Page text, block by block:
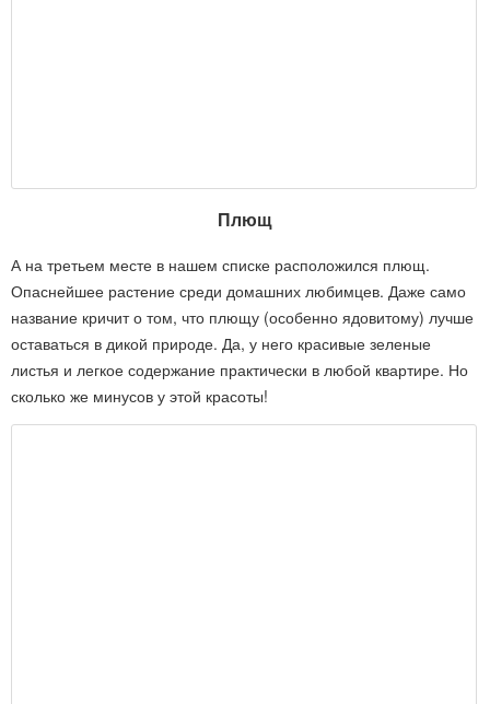
Плющ
А на третьем месте в нашем списке расположился плющ.
Опаснейшее растение среди домашних любимцев. Даже само
название кричит о том, что плющу (особенно ядовитому) лучше
оставаться в дикой природе. Да, у него красивые зеленые
листья и легкое содержание практически в любой квартире. Но
сколько же минусов у этой красоты!